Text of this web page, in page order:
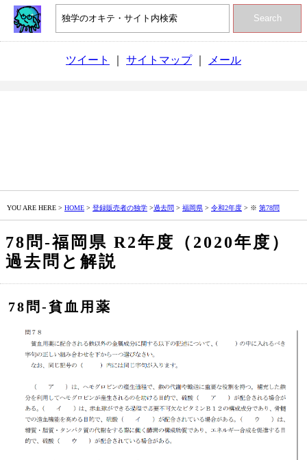
Search
ツイート サイトマップ｜ メール
YOU ARE HERE > HOME > 登録販売者の独学 >過去問 > 福岡県 > 令和2年度 > ※ 第78問
78問‐福岡県 R2年度（2020年度）
過去問と解説
78問‐貧血用薬